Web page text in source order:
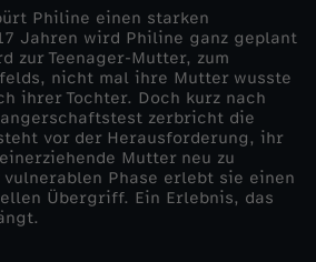
Philine einen starken
Jahren wird Philine ganz geplant
zur Teenager-Mutter, zum
nicht mal ihre Mutter wusste
ihrer Tochter. Doch kurz nach
zerbricht die
vor der Herausforderung, ihr
Mutter neu zu
Phase erlebt sie einen
Übergriff. Ein Erlebnis, das